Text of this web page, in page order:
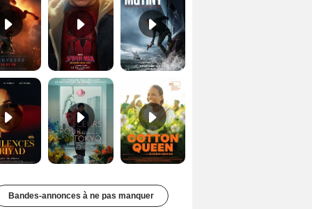
Les Silences de Riyad Bande-annonce VO STFR Cotton Queen Bande-annonce VO STFR
Bandes-annonces à ne pas manquer